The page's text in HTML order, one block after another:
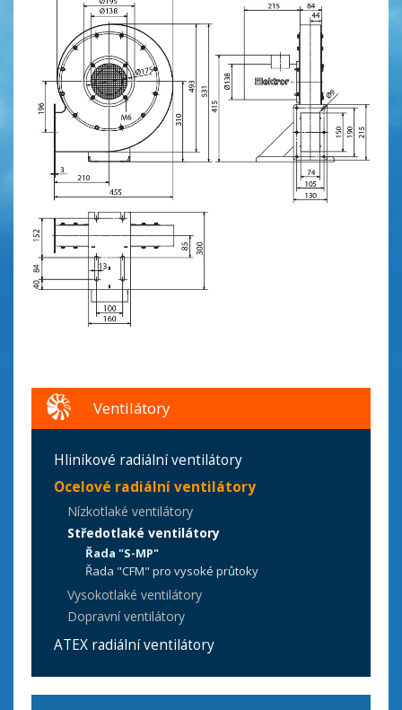
Ventilátory
Hliníkové radiální ventilátory
Ocelové radiální ventilátory
Nízkotlaké ventilátory
Středotlaké ventilátory
Řada "S-MP"
Řada "CFM" pro vysoké průtoky
Vysokotlaké ventilátory
Dopravní ventilátory
ATEX radiální ventilátory